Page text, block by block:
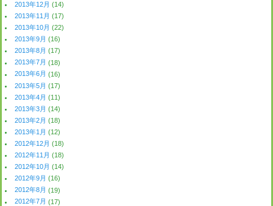
2013年12月 (14)
2013年11月 (17)
2013年10月 (22)
2013年9月 (16)
2013年8月 (17)
2013年7月 (18)
2013年6月 (16)
2013年5月 (17)
2013年4月 (11)
2013年3月 (14)
2013年2月 (18)
2013年1月 (12)
2012年12月 (18)
2012年11月 (18)
2012年10月 (14)
2012年9月 (16)
2012年8月 (19)
2012年7月 (17)